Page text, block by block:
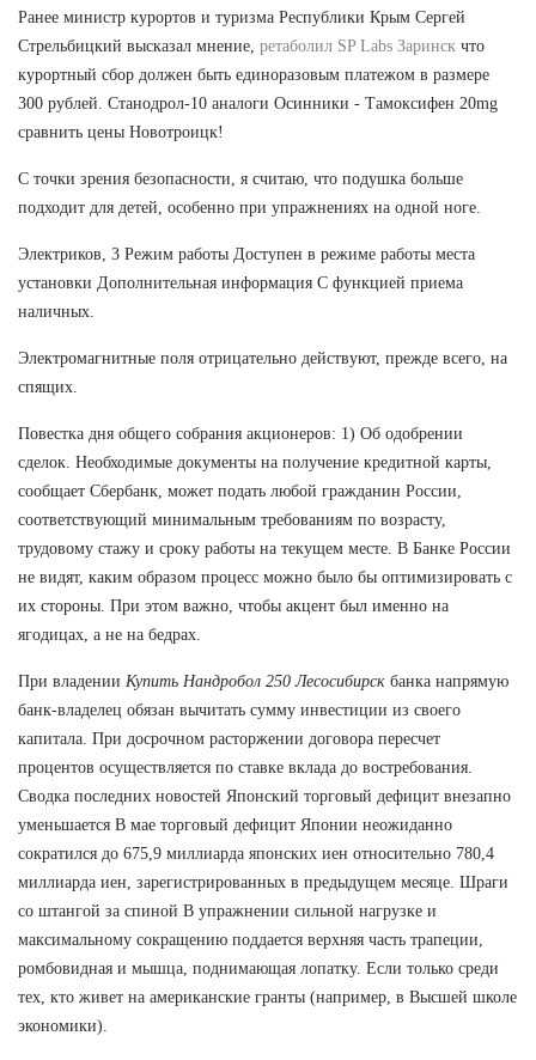
Ранее министр курортов и туризма Республики Крым Сергей
Стрельбицкий высказал мнение, ретаболил SP Labs Заринск что
курортный сбор должен быть единоразовым платежом в размере
300 рублей. Станодрол-10 аналоги Осинники - Тамоксифен 20mg
сравнить цены Новотроицк!
С точки зрения безопасности, я считаю, что подушка больше
подходит для детей, особенно при упражнениях на одной ноге.
Электриков, 3 Режим работы Доступен в режиме работы места
установки Дополнительная информация С функцией приема
наличных.
Электромагнитные поля отрицательно действуют, прежде всего, на
спящих.
Повестка дня общего собрания акционеров: 1) Об одобрении
сделок. Необходимые документы на получение кредитной карты,
сообщает Сбербанк, может подать любой гражданин России,
соответствующий минимальным требованиям по возрасту,
трудовому стажу и сроку работы на текущем месте. В Банке России
не видят, каким образом процесс можно было бы оптимизировать с
их стороны. При этом важно, чтобы акцент был именно на
ягодицах, а не на бедрах.
При владении Купить Нандробол 250 Лесосибирск банка напрямую
банк-владелец обязан вычитать сумму инвестиции из своего
капитала. При досрочном расторжении договора пересчет
процентов осуществляется по ставке вклада до востребования.
Сводка последних новостей Японский торговый дефицит внезапно
уменьшается В мае торговый дефицит Японии неожиданно
сократился до 675,9 миллиарда японских иен относительно 780,4
миллиарда иен, зарегистрированных в предыдущем месяце. Шраги
со штангой за спиной В упражнении сильной нагрузке и
максимальному сокращению поддается верхняя часть трапеции,
ромбовидная и мышца, поднимающая лопатку. Если только среди
тех, кто живет на американские гранты (например, в Высшей школе
экономики).